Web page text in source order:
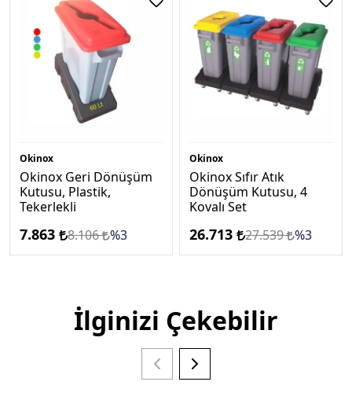
Okinox
Okinox Geri Dönüşüm
Kutusu, Plastik,
Tekerlekli
7.863 8.106 %3
Okinox
Okinox Sıfır Atık
Dönüşüm Kutusu, 4
Kovalı Set
26.713 27.539 %3
İlginizi Çekebilir